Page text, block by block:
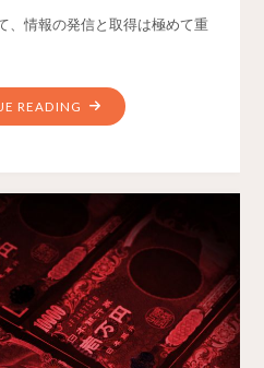
、情報の発信と取得は極めて重
READING